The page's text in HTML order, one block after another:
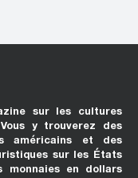
sur les cultures
y trouverez des
américains et des
sur les États
monnaies en dollars